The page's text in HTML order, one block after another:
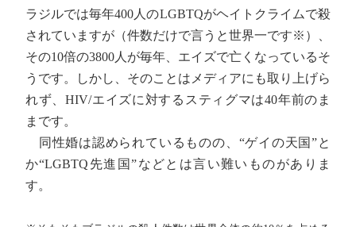
ラジルでは毎年400人のLGBTQがヘイトクライムで殺
されていますが（件数だけで言うと世界一です※）、
その10倍の3800人が毎年、エイズで亡くなっているそ
うです。しかし、そのことはメディアにも取り上げら
れず、HIV/エイズに対するスティグマは40年前のま
まです。
同性婚は認められているものの、“ゲイの天国”と
か“LGBTQ先進国”などとは言い難いものがありま
す。